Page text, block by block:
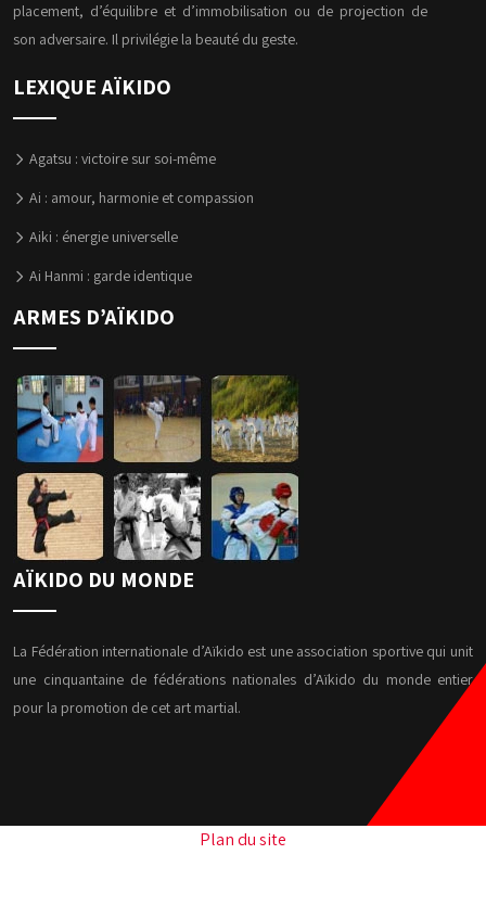
placement, d’équilibre et d’immobilisation ou de projection de
son adversaire. Il privilégie la beauté du geste.
LEXIQUE AÏKIDO
Agatsu : victoire sur soi-même
Ai : amour, harmonie et compassion
Aiki : énergie universelle
Ai Hanmi : garde identique
ARMES D’AÏKIDO
AÏKIDO DU MONDE
La Fédération internationale d’Aïkido est une association sportive qui unit
une cinquantaine de fédérations nationales d’Aïkido du monde entier
pour la promotion de cet art martial.
Plan du site